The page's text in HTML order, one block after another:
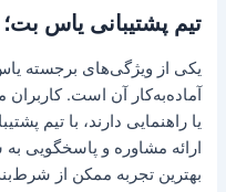
تیم پشتیبانی یاس
یکی از ویژگی‌های برجسته
آماده‌به‌کار آن است. کاربران
یا راهنمایی دارند، با تیم
ارائه مشاوره و پاسخگویی
بهترین تجربه ممکن از